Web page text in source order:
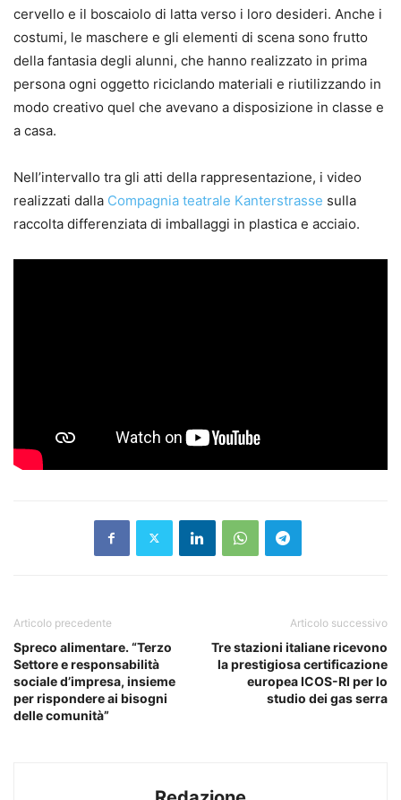
cervello e il boscaiolo di latta verso i loro desideri. Anche i
costumi, le maschere e gli elementi di scena sono frutto
della fantasia degli alunni, che hanno realizzato in prima
persona ogni oggetto riciclando materiali e riutilizzando in
modo creativo quel che avevano a disposizione in classe e
a casa.
Nell’intervallo tra gli atti della rappresentazione, i video
realizzati dalla Compagnia teatrale Kanterstrasse sulla
raccolta differenziata di imballaggi in plastica e acciaio.
Articolo precedente
Spreco alimentare. “Terzo
Settore e responsabilità
sociale d’impresa, insieme
per rispondere ai bisogni
delle comunità”
Articolo successivo
Tre stazioni italiane ricevono
la prestigiosa certificazione
europea ICOS-RI per lo
studio dei gas serra